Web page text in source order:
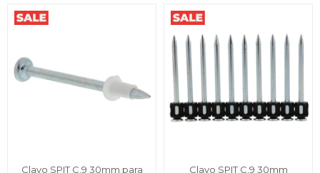
Clavo SPIT C.9 30mm para
Clavo SPIT C.9 30mm